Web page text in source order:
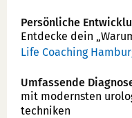
u
m
m
e
r:
Persönliche
Entdecke dein
Life Coaching
Umfassende
mit modernsten
techniken